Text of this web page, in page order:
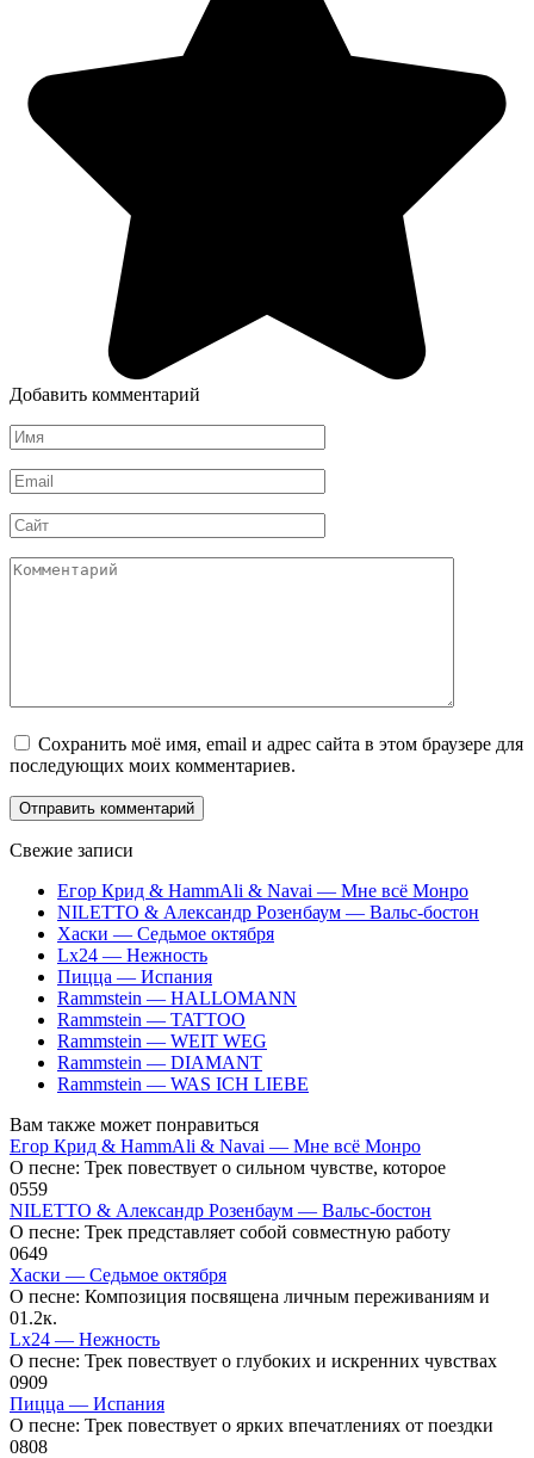
Добавить комментарий
Имя
*
Email
*
Сайт
Комментарий
Сохранить моё имя, email и адрес сайта в этом браузере для
последующих моих комментариев.
Свежие записи
Егор Крид & HammAli & Navai — Мне всё Монро
NILETTO & Александр Розенбаум — Вальс-бостон
Хаски — Седьмое октября
Lx24 — Нежность
Пицца — Испания
Rammstein — HALLOMANN
Rammstein — TATTOO
Rammstein — WEIT WEG
Rammstein — DIAMANT
Rammstein — WAS ICH LIEBE
Вам также может понравиться
Егор Крид & HammAli & Navai — Мне всё Монро
О песне: Трек повествует о сильном чувстве, которое
0559
NILETTO & Александр Розенбаум — Вальс-бостон
О песне: Трек представляет собой совместную работу
0649
Хаски — Седьмое октября
О песне: Композиция посвящена личным переживаниям и
01.2к.
Lx24 — Нежность
О песне: Трек повествует о глубоких и искренних чувствах
0909
Пицца — Испания
О песне: Трек повествует о ярких впечатлениях от поездки
0808